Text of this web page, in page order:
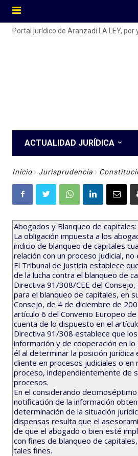
Portal jurídico de Aranzadi LA LEY,
ACTUALIDAD JURÍDICA
Inicio Jurisprudencia
Abogados y Blanqueo de
La obligación impuesta a los
indicio de blanqueo de capitales
relación con un proceso judicial,
El Tribunal de Justicia establece
de la lucha contra el blanqueo de
Directiva 91/308/CEE del
para el blanqueo de capitales, en
Consejo, de 4 de diciembre de
artículo 6 del Convenio Europeo
cuenta de lo dispuesto en el
Directiva 91/308 establece que
información y de cooperación en
él al determinar la posición
cliente en procesos judiciales o en
proceso, independientemente de
procesos.
En el considerando
notificación de la información
determinación de la situación
dispensas resulta que el
de que el abogado o bien esté
con fines de blanqueo de
tales fines.